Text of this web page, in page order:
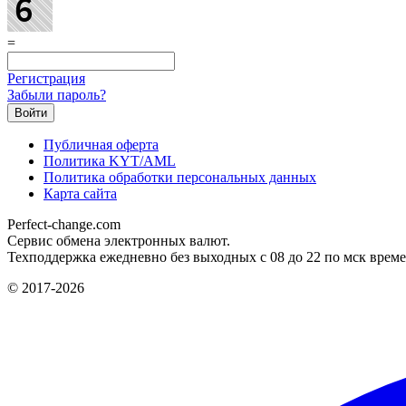
=
Регистрация
Забыли пароль?
Публичная оферта
Политика KYT/AML
Политика обработки персональных данных
Карта сайта
Perfect-change.com
Сервис обмена электронных валют.
Техподдержка ежедневно без выходных с 08 до 22 по мск
© 2017-2026